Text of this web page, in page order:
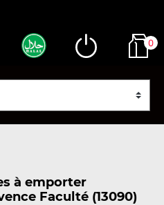
0
à emporter
Faculté (13090)